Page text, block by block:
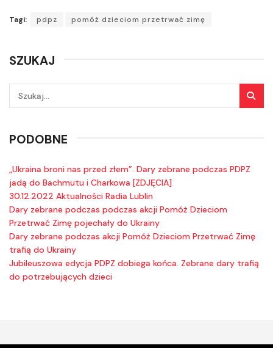
Tagi: pdpz pomóż dzieciom przetrwać zimę
SZUKAJ
PODOBNE
„Ukraina broni nas przed złem”. Dary zebrane podczas PDPZ
jadą do Bachmutu i Charkowa [ZDJĘCIA]
30.12.2022 Aktualności Radia Lublin
Dary zebrane podczas podczas akcji Pomóż Dzieciom
Przetrwać Zimę pojechały do Ukrainy
Dary zebrane podczas akcji Pomóż Dzieciom Przetrwać Zimę
trafią do Ukrainy
Jubileuszowa edycja PDPZ dobiega końca. Zebrane dary trafią
do potrzebujących dzieci